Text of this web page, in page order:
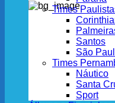
Times
Santos
São
Times
Náutico
Santa
Sport